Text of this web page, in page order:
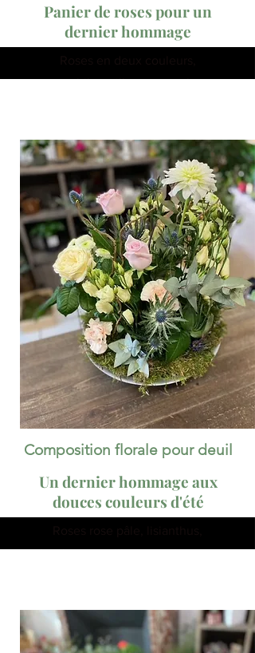
Panier de roses pour un
dernier hommage
gypsophile,œillets et eucalyptus
Composition florale pour deuil
Un dernier hommage aux
douces couleurs d'été
chardons et œillets, eucalyptus et